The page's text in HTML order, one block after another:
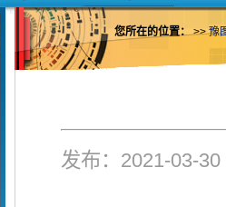
您所在的位置：>>豫
发布：2021-03-